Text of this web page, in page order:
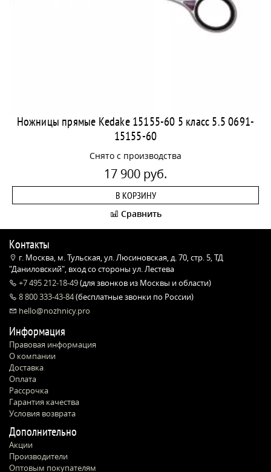
Ножницы прямые Kedake 15155-60 5 класс 5.5 0691-
15155-60
Снято с производства
17 900 руб.
В КОРЗИНУ
Сравнить
Контакты
г. Москва, м. Тульская, ул. Люсиновская, д. 70, стр. 5, ТД
"Даниловский", вход со стороны ул. Лестева
+7 495 212-18-49(для звонков из Москвы и области)
8 800 333-43-84(бесплатные звонки по России)
hello@nozhnicy.pro
Информация
Правовая информация
О компании
Доставка
Оплата
Рассрочка
Гарантия качества
Условия возврата
Дополнительно
Акции
Производители
Оптовым покупателям